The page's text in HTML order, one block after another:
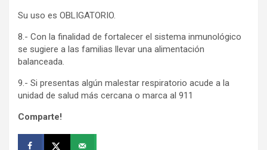
Su uso es OBLIGATORIO.
8.- Con la finalidad de fortalecer el sistema inmunológico
se sugiere a las familias llevar una alimentación
balanceada.
9.- Si presentas algún malestar respiratorio acude a la
unidad de salud más cercana o marca al 911
Comparte!